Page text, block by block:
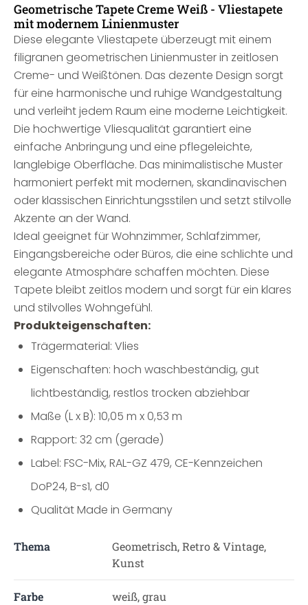
Geometrische Tapete Creme Weiß - Vliestapete
mit modernem Linienmuster
Diese elegante Vliestapete überzeugt mit einem
filigranen geometrischen Linienmuster in zeitlosen
Creme- und Weißtönen. Das dezente Design sorgt
für eine harmonische und ruhige Wandgestaltung
und verleiht jedem Raum eine moderne Leichtigkeit.
Die hochwertige Vliesqualität garantiert eine
einfache Anbringung und eine pflegeleichte,
langlebige Oberfläche. Das minimalistische Muster
harmoniert perfekt mit modernen, skandinavischen
oder klassischen Einrichtungsstilen und setzt stilvolle
Akzente an der Wand.
Ideal geeignet für Wohnzimmer, Schlafzimmer,
Eingangsbereiche oder Büros, die eine schlichte und
elegante Atmosphäre schaffen möchten. Diese
Tapete bleibt zeitlos modern und sorgt für ein klares
und stilvolles Wohngefühl.
Produkteigenschaften:
Trägermaterial: Vlies
Eigenschaften: hoch waschbeständig, gut
lichtbeständig, restlos trocken abziehbar
Maße (L x B): 10,05 m x 0,53 m
Rapport: 32 cm (gerade)
Label: FSC-Mix, RAL-GZ 479, CE-Kennzeichen
DoP24, B-s1, d0
Qualität Made in Germany
Thema
Geometrisch, Retro & Vintage,
Kunst
Farbe weiß, grau